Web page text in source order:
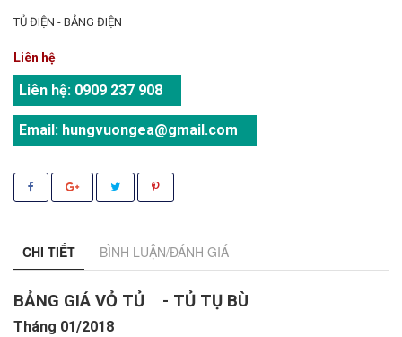
TỦ ĐIỆN - BẢNG ĐIỆN
Liên hệ
Liên hệ: 0909 237 908
Email: hungvuongea@gmail.com
CHI TIẾT BÌNH LUẬN/ĐÁNH GIÁ
BẢNG GIÁ VỎ TỦ - TỦ TỤ BÙ
Tháng 01/2018